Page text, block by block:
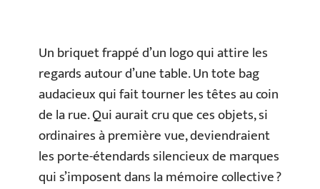
Un briquet frappé d’un logo qui attire les
regards autour d’une table. Un tote bag
audacieux qui fait tourner les têtes au coin
de la rue. Qui aurait cru que ces objets, si
ordinaires à première vue, deviendraient
les porte-étendards silencieux de marques
qui s’imposent dans la mémoire collective ?